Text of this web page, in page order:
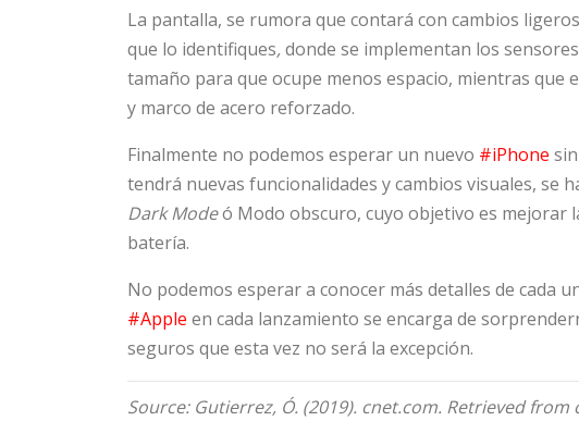
La pantalla, se rumora que contará con cambios
que lo identifiques,donde se implementan los
tamaño para que ocupe menos espacio, mientras
y marco de acero reforzado.
Finalmente no podemos esperar un nuevo #iPhone
tendrá nuevas funcionalidades y cambios visuales, se
Dark Modeó Modo obscuro, cuyo objetivo es mejorar
batería.
No podemos esperar a conocer más detalles de cada
#Apple en cada lanzamiento se encarga de
seguros que esta vez no será la excepción.
Source: Gutierrez, Ó. (2019). cnet.com. Retrieved from